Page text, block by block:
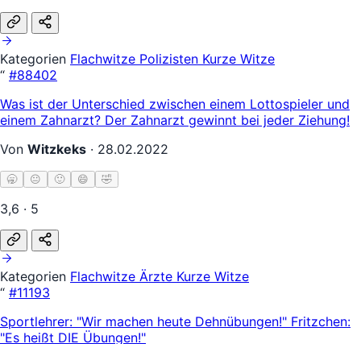
Kategorien Flachwitze Polizisten Kurze Witze
“ #88402
Was ist der Unterschied zwischen einem Lottospieler und
einem Zahnarzt? Der Zahnarzt gewinnt bei jeder Ziehung!
Von Witzkeks · 28.02.2022
🥱 😐 🙂 😄 🤣
3,6 · 5
Kategorien Flachwitze Ärzte Kurze Witze
“ #11193
Sportlehrer: "Wir machen heute Dehnübungen!" Fritzchen:
"Es heißt DIE Übungen!"